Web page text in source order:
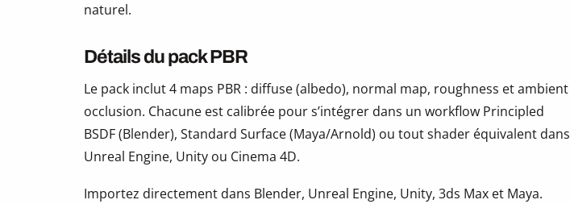
naturel.
Détails du pack PBR
Le pack inclut 4 maps PBR : diffuse (albedo), normal map, roughness et ambient
occlusion. Chacune est calibrée pour s’intégrer dans un workflow Principled
BSDF (Blender), Standard Surface (Maya/Arnold) ou tout shader équivalent dans
Unreal Engine, Unity ou Cinema 4D.
Importez directement dans Blender, Unreal Engine, Unity, 3ds Max et Maya.